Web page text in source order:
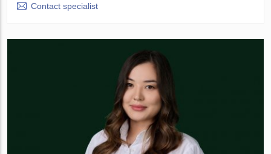
Contact specialist